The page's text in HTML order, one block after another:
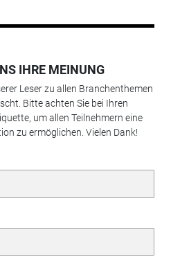
IHRE MEINUNG
Leser zu allen Branchenthemen
Bitte achten Sie bei Ihren
um allen Teilnehmern eine
zu ermöglichen. Vielen Dank!